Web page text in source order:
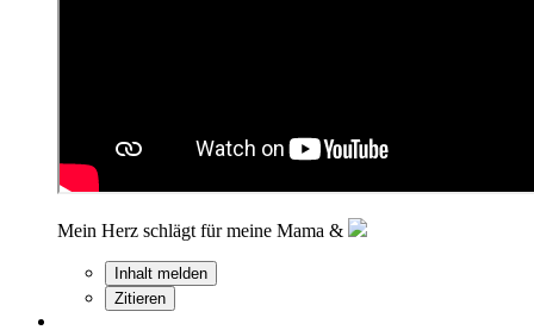
Mein Herz schlägt für meine Mama &
Inhalt melden
Zitieren